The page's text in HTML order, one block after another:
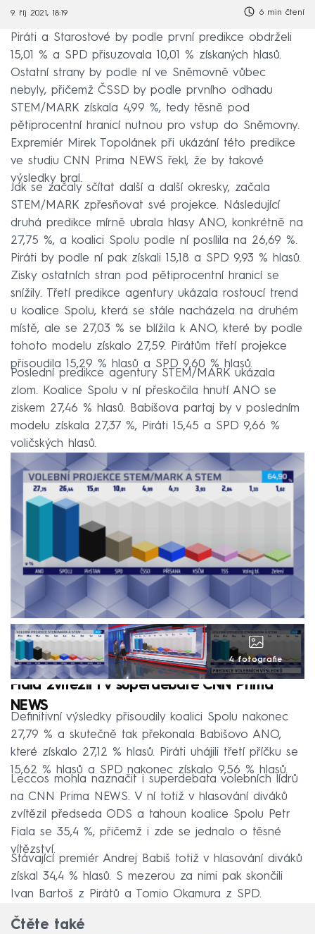
9. říj 2021, 18:19 6 min čtení
Piráti a Starostové by podle první predikce obdrželi
15,01 % a SPD přisuzovala 10,01 % získaných hlasů.
Ostatní strany by podle ní ve Sněmovně vůbec
nebyly, přičemž ČSSD by podle prvního odhadu
STEM/MARK získala 4,99 %, tedy těsně pod
pětiprocentní hranicí nutnou pro vstup do Sněmovny.
Expremiér Mirek Topolánek při ukázání této predikce
ve studiu CNN Prima NEWS řekl, že by takové
výsledky bral.
Jak se začaly sčítat další a další okresky, začala
STEM/MARK zpřesňovat své projekce. Následující
druhá predikce mírně ubrala hlasy ANO, konkrétně na
27,75 %, a koalici Spolu podle ní posílila na 26,69 %.
Piráti by podle ní pak získali 15,18 a SPD 9,93 % hlasů.
Zisky ostatních stran pod pětiprocentní hranicí se
snížily. Třetí predikce agentury ukázala rostoucí trend
u koalice Spolu, která se stále nacházela na druhém
místě, ale se 27,03 % se blížila k ANO, které by podle
tohoto modelu získalo 27,59. Pirátům třetí projekce
přisoudila 15,29 % hlasů a SPD 9,60 % hlasů.
Poslední predikce agentury STEM/MARK ukázala
zlom. Koalice Spolu v ní přeskočila hnutí ANO se
ziskem 27,46 % hlasů. Babišova partaj by v posledním
modelu získala 27,37 %, Piráti 15,45 a SPD 9,66 %
voličských hlasů.
4 fotografie
Fiala zvítězil i v superdebatě CNN Prima
NEWS
Definitivní výsledky přisoudily koalici Spolu nakonec
27,79 % a skutečně tak překonala Babišovo ANO,
které získalo 27,12 % hlasů. Piráti uhájili třetí příčku se
15,62 % hlasů a SPD nakonec získalo 9,56 % hlasů.
Leccos mohla naznačit i superdebata volebních lídrů
na CNN Prima NEWS. V ní totiž v hlasování diváků
zvítězil předseda ODS a tahoun koalice Spolu Petr
Fiala se 35,4 %, přičemž i zde se jednalo o těsné
vítězství.
Stávající premiér Andrej Babiš totiž v hlasování diváků
získal 34,4 % hlasů. S mezerou za nimi pak skončili
Ivan Bartoš z Pirátů a Tomio Okamura z SPD.
Čtěte také